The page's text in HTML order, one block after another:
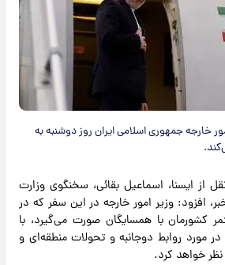
خارجه جمهوری اسلامی ایران روز دوشنبه به
ایسنا، اسماعیل بقائی، سخنگوی وزارت
افزود: وزیر امور خارجه در این سفر که در
کشورمان با همسایگان صورت می‌گیرد، با
در مورد روابط دوجانبه و تحولات منطقه‌ای و
خواهد کرد.